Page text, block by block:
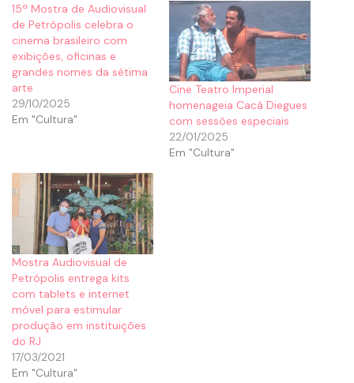
15ª Mostra de Audiovisual
de Petrópolis celebra o
cinema brasileiro com
exibições, oficinas e
grandes nomes da sétima
arte
29/10/2025
Em "Cultura"
Cine Teatro Imperial
homenageia Cacá Diegues
com sessões especiais
22/01/2025
Em "Cultura"
Mostra Audiovisual de
Petrópolis entrega kits
com tablets e internet
móvel para estimular
produção em instituições
do RJ
17/03/2021
Em "Cultura"